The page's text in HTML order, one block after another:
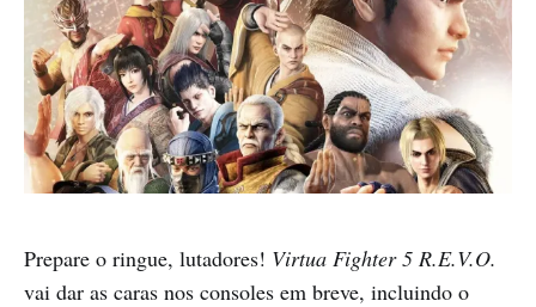
Prepare o ringue, lutadores! Virtua Fighter 5 R.E.V.O.
vai dar as caras nos consoles em breve, incluindo o